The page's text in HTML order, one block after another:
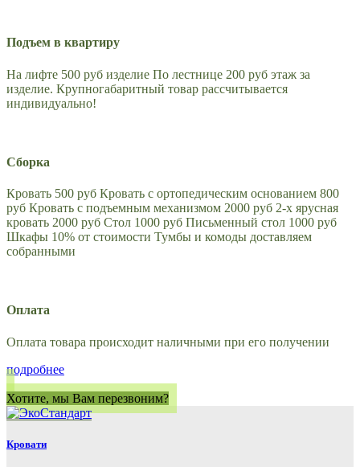
Подъем в квартиру
На лифте 500 руб изделие По лестнице 200 руб этаж за
изделие. Крупногабаритный товар рассчитывается
индивидуально!
Сборка
Кровать 500 руб Кровать с ортопедическим основанием 800
руб Кровать с подъемным механизмом 2000 руб 2-х ярусная
кровать 2000 руб Стол 1000 руб Письменный стол 1000 руб
Шкафы 10% от стоимости Тумбы и комоды доставляем
собранными
Оплата
Оплата товара происходит наличными при его получении
подробнее
Хотите, мы Вам перезвоним?
Кровати